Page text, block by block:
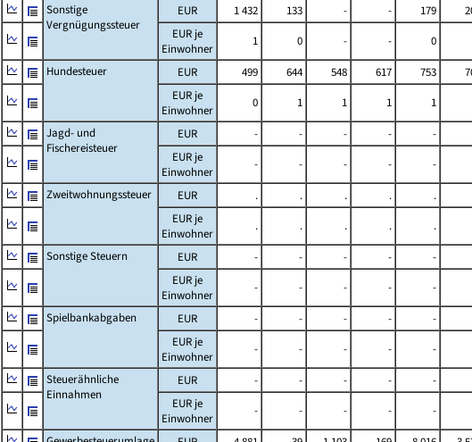
Sonstige
Vergnügungssteuer
EUR 1 432 133 - - 179
EUR je
Einwohner
1 0 - - 0
Hundesteuer
EUR 499 644 548 617 753
EUR je
Einwohner
0 1 1 1 1
Jagd- und
Fischereisteuer
EUR - - - - -
EUR je
Einwohner
- - - - -
Zweitwohnungssteuer
EUR . . . . .
EUR je
Einwohner
. . . . .
Sonstige Steuern
EUR - - - - -
EUR je
Einwohner
- - - - -
Spielbankabgaben
EUR - - - - -
EUR je
Einwohner
- - - - -
Steuerähnliche
Einnahmen
EUR - - - - -
EUR je
Einwohner
- - - - -